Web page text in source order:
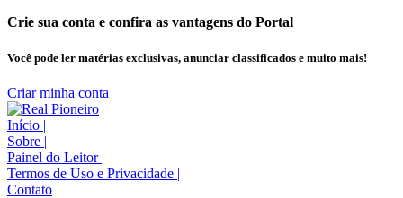
Crie sua conta e confira as vantagens do Portal
Você pode ler matérias exclusivas, anunciar classificados e muito mais!
Criar minha conta
Início |
Sobre |
Painel do Leitor |
Termos de Uso e Privacidade |
Contato